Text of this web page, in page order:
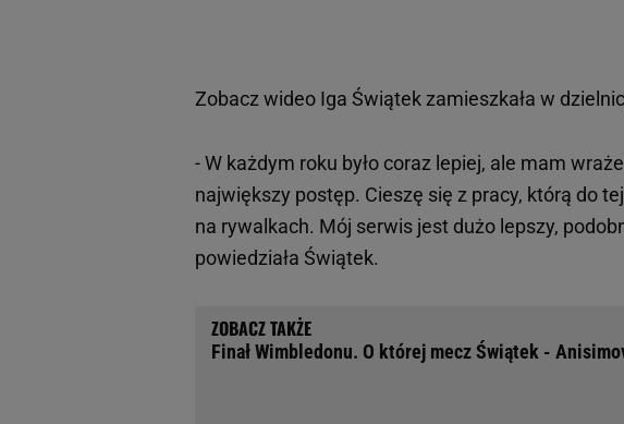
Zobacz wideo Iga Świątek zamieszkała w
- W każdym roku było coraz lepiej, ale mam
największy postęp. Cieszę się z pracy, którą do
na rywalkach. Mój serwis jest dużo lepszy,
powiedziała Świątek.
Finał Wimbledonu. O której mecz Świątek -